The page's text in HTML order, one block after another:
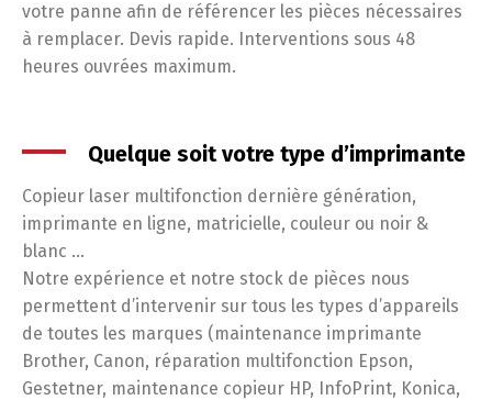
votre panne afin de référencer les pièces nécessaires
à remplacer. Devis rapide. Interventions sous 48
heures ouvrées maximum.
Quelque soit votre type d’imprimante
Copieur laser multifonction dernière génération,
imprimante en ligne, matricielle, couleur ou noir &
blanc …
Notre expérience et notre stock de pièces nous
permettent d’intervenir sur tous les types d’appareils
de toutes les marques (maintenance imprimante
Brother, Canon, réparation multifonction Epson,
Gestetner, maintenance copieur HP, InfoPrint, Konica,